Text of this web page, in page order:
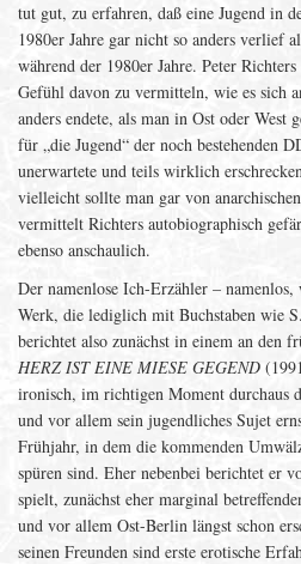
tut gut, zu erfahren, daß eine Jugend in
1980er Jahre gar nicht so anders verlief
während der 1980er Jahre. Peter
Gefühl davon zu vermitteln, wie es sich
anders endete, als man in Ost oder West
für „die Jugend“ der noch bestehenden
unerwartete und teils wirklich
vielleicht sollte man gar von
vermittelt Richters autobiographisch
ebenso anschaulich.
Der namenlose Ich-Erzähler –
Werk, die lediglich mit Buchstaben wie
berichtet also zunächst in einem an den
HERZ IST EINE MIESE GEGEND
ironisch, im richtigen Moment durchaus
und vor allem sein jugendliches Sujet
Frühjahr, in dem die kommenden
spüren sind. Eher nebenbei berichtet er
spielt, zunächst eher marginal
und vor allem Ost-Berlin längst schon
seinen Freunden sind erste erotische